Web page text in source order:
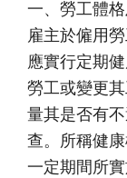
一、勞工體
雇主於僱用
應實行定期
勞工或變更
量其是否有
查。所稱健
一定期間所